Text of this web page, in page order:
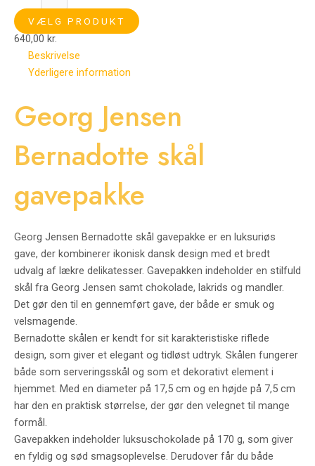
VÆLG PRODUKT
640,00 kr.
Beskrivelse
Yderligere information
Georg Jensen
Bernadotte skål
gavepakke
Georg Jensen Bernadotte skål gavepakke er en luksuriøs
gave, der kombinerer ikonisk dansk design med et bredt
udvalg af lækre delikatesser. Gavepakken indeholder en stilfuld
skål fra Georg Jensen samt chokolade, lakrids og mandler.
Det gør den til en gennemført gave, der både er smuk og
velsmagende.
Bernadotte skålen er kendt for sit karakteristiske riflede
design, som giver et elegant og tidløst udtryk. Skålen fungerer
både som serveringsskål og som et dekorativt element i
hjemmet. Med en diameter på 17,5 cm og en højde på 7,5 cm
har den en praktisk størrelse, der gør den velegnet til mange
formål.
Gavepakken indeholder luksuschokolade på 170 g, som giver
en fyldig og sød smagsoplevelse. Derudover får du både